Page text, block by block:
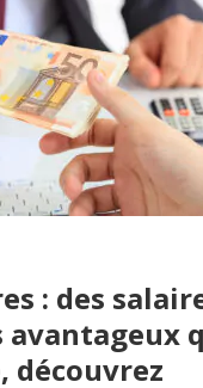
: des
découvrez